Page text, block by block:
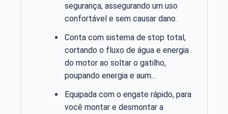
segurança, assegurando um uso
confortável e sem causar dano.
Conta com sistema de stop total,
cortando o fluxo de água e energia
do motor ao soltar o gatilho,
poupando energia e aum...
Equipada com o engate rápido, para
você montar e desmontar a